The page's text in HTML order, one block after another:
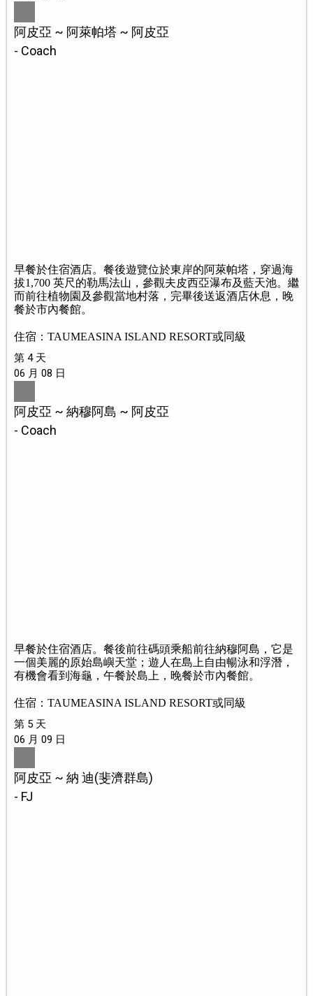
阿皮亞 ~ 阿萊帕塔 ~ 阿皮亞
- Coach
早餐於住宿酒店。餐後遊覽位於東岸的阿萊帕塔，穿過海
拔1,700 英尺的勒馬法山，參觀夫皮西亞瀑布及藍天池。繼
而前往植物園及參觀當地村落，完畢後送返酒店休息，晚
餐於市內餐館。
住宿：TAUMEASINA ISLAND RESORT或同級
第 4 天
06 月 08 日
阿皮亞 ~ 納穆阿島 ~ 阿皮亞
- Coach
早餐於住宿酒店。餐後前往碼頭乘船前往納穆阿島，它是
一個美麗的原始島嶼天堂；遊人在島上自由暢泳和浮潛，
有機會看到海龜，午餐於島上，晚餐於市內餐館。
住宿：TAUMEASINA ISLAND RESORT或同級
第 5 天
06 月 09 日
阿皮亞 ~ 納 迪(斐濟群島)
- FJ